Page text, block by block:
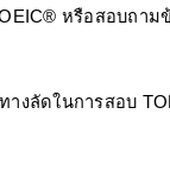
หรือสอบถาม
างลัดในการสอบ